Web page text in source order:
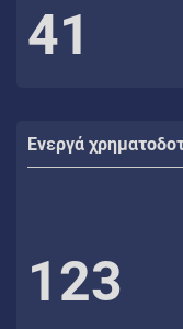
41
Ενεργά
123